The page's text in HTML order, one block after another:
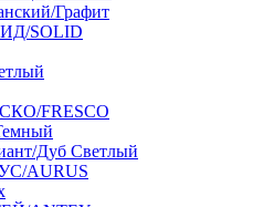
Графит
SOLID
FRESCO
Дуб Светлый
AURUS